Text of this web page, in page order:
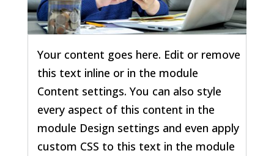
Your content goes here. Edit or remove
this text inline or in the module
Content settings. You can also style
every aspect of this content in the
module Design settings and even apply
custom CSS to this text in the module